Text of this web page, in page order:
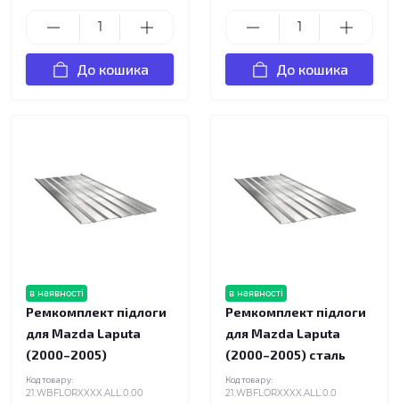
До кошика До кошика
в наявності
Ремкомплект підлоги
для Mazda Laputa
(2000–2005)
Код товару:
21.WBFLORXXXX.ALL.0.00
в наявності
Ремкомплект підлоги
для Mazda Laputa
(2000–2005) сталь
Код товару:
21.WBFLORXXXX.ALL.0.0